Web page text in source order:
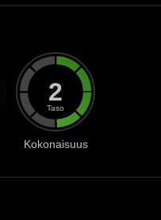
2
Taso
Kokonaisuus